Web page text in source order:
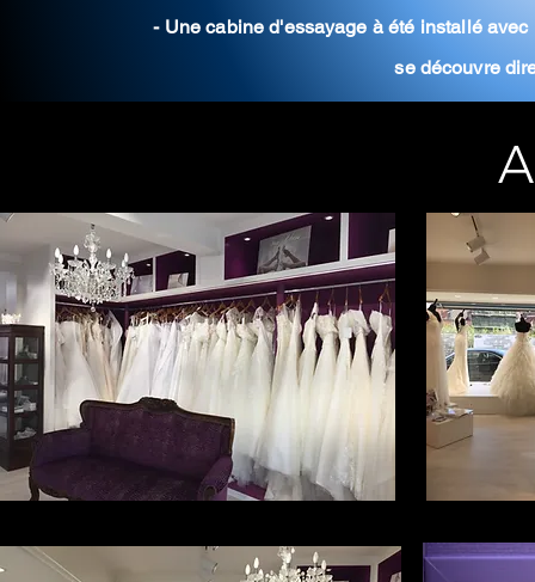
- Une cabined'essayage à été installé
se découvre